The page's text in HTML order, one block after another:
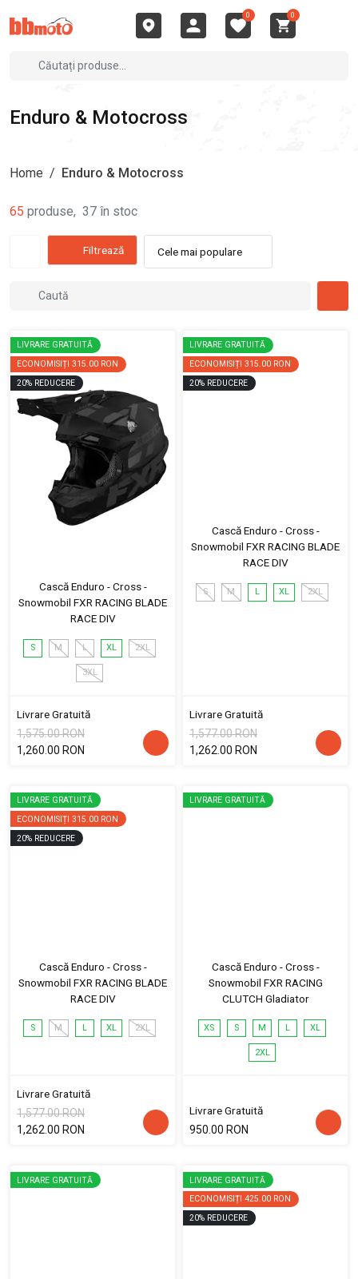
0 0
Enduro & Motocross
Home / Enduro & Motocross
65 produse, 37 în stoc
Filtrează Cele mai populare
LIVRARE GRATUITĂ
ECONOMISIȚI 315.00 RON
20% REDUCERE
Cască Enduro - Cross -
Snowmobil FXR RACING BLADE
RACE DIV
S M L XL 2XL
3XL
Livrare Gratuită
1,575.00 RON
1,260.00 RON
LIVRARE GRATUITĂ
ECONOMISIȚI 315.00 RON
20% REDUCERE
Cască Enduro - Cross -
Snowmobil FXR RACING BLADE
RACE DIV
S M L XL 2XL
Livrare Gratuită
1,577.00 RON
1,262.00 RON
LIVRARE GRATUITĂ
ECONOMISIȚI 315.00 RON
20% REDUCERE
Cască Enduro - Cross -
Snowmobil FXR RACING BLADE
RACE DIV
S M L XL 2XL
Livrare Gratuită
1,577.00 RON
1,262.00 RON
LIVRARE GRATUITĂ
Cască Enduro - Cross -
Snowmobil FXR RACING
CLUTCH Gladiator
XS S M L XL
2XL
Livrare Gratuită
950.00 RON
LIVRARE GRATUITĂ
LIVRARE GRATUITĂ
ECONOMISIȚI 425.00 RON
20% REDUCERE